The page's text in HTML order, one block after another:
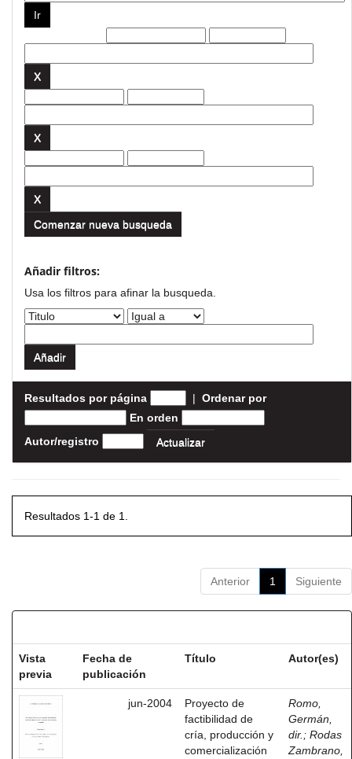
Comenzar nueva busqueda
Añadir filtros:
Usa los filtros para afinar la busqueda.
Resultados por página | Ordenar por
En orden
Autor/registro
Resultados 1-1 de 1.
Anterior 1 Siguiente
Vista
previa
Fecha de
publicación
Título Autor(es)
jun-2004
Proyecto de
factibilidad de
cría, producción y
comercialización
Romo,
Germán,
dir. ; Rodas
Zambrano,